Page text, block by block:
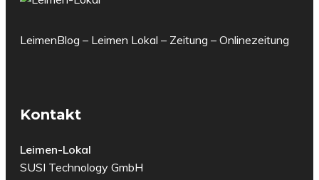
LeimenBlog – Leimen Lokal – Zeitung – Onlinezeitung
Kontakt
Leimen-Lokal
SUSI Technology GmbH